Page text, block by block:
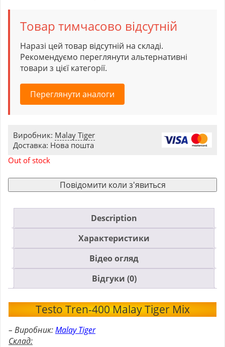
Товар тимчасово відсутній
Наразі цей товар відсутній на складі.
Рекомендуємо переглянути альтернативні
товари з цієї категорії.
Переглянути аналоги
Виробник: Malay Tiger
Доставка: Нова пошта
Out of stock
Повідомити коли з'явиться
Description
Характеристики
Відео огляд
Відгуки (0)
Testo Tren-400 Malay Tiger Mix
– Виробник:Malay Tiger
Склад: